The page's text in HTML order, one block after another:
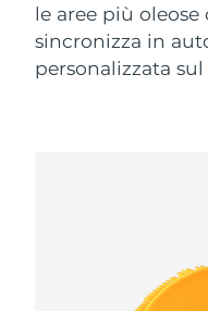
le aree più oleose
sincronizza in
personalizzata